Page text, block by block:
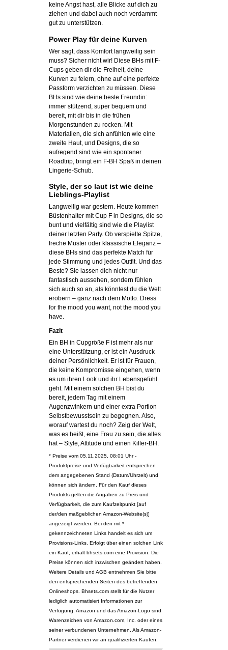
keine Angst hast, alle Blicke auf dich zu
ziehen und dabei auch noch verdammt
gut zu unterstützen.
Power Play für deine Kurven
Wer sagt, dass Komfort langweilig sein
muss? Sicher nicht wir! Diese BHs mit F-
Cups geben dir die Freiheit, deine
Kurven zu feiern, ohne auf eine perfekte
Passform verzichten zu müssen. Diese
BHs sind wie deine beste Freundin:
immer stützend, super bequem und
bereit, mit dir bis in die frühen
Morgenstunden zu rocken. Mit
Materialien, die sich anfühlen wie eine
zweite Haut, und Designs, die so
aufregend sind wie ein spontaner
Roadtrip, bringt ein F-BH Spaß in deinen
Lingerie-Schub.
Style, der so laut ist wie deine
Lieblings-Playlist
Langweilig war gestern. Heute kommen
Büstenhalter mit Cup F in Designs, die so
bunt und vielfältig sind wie die Playlist
deiner letzten Party. Ob verspielte Spitze,
freche Muster oder klassische Eleganz –
diese BHs sind das perfekte Match für
jede Stimmung und jedes Outfit. Und das
Beste? Sie lassen dich nicht nur
fantastisch aussehen, sondern fühlen
sich auch so an, als könntest du die Welt
erobern – ganz nach dem Motto: Dress
for the mood you want, not the mood you
have.
Fazit
Ein BH in Cupgröße F ist mehr als nur
eine Unterstützung, er ist ein Ausdruck
deiner Persönlichkeit. Er ist für Frauen,
die keine Kompromisse eingehen, wenn
es um ihren Look und ihr Lebensgefühl
geht. Mit einem solchen BH bist du
bereit, jedem Tag mit einem
Augenzwinkern und einer extra Portion
Selbstbewusstsein zu begegnen. Also,
worauf wartest du noch? Zeig der Welt,
was es heißt, eine Frau zu sein, die alles
hat – Style, Attitude und einen Killer-BH.
* Preise vom 05.11.2025, 08:01 Uhr -
Produktpreise und Verfügbarkeit entsprechen
dem angegebenen Stand (Datum/Uhrzeit) und
können sich ändern. Für den Kauf dieses
Produkts gelten die Angaben zu Preis und
Verfügbarkeit, die zum Kaufzeitpunkt [auf
der/den maßgeblichen Amazon-Website(s)]
angezeigt werden. Bei den mit *
gekennzeichneten Links handelt es sich um
Provisions-Links. Erfolgt über einen solchen Link
ein Kauf, erhält bhsets.com eine Provision. Die
Preise können sich inzwischen geändert haben.
Weitere Details und AGB entnehmen Sie bitte
den entsprechenden Seiten des betreffenden
Onlineshops. Bhsets.com stellt für die Nutzer
lediglich automatisiert Informationen zur
Verfügung. Amazon und das Amazon-Logo sind
Warenzeichen von Amazon.com, Inc. oder eines
seiner verbundenen Unternehmen. Als Amazon-
Partner verdienen wir an qualifizierten Käufen.